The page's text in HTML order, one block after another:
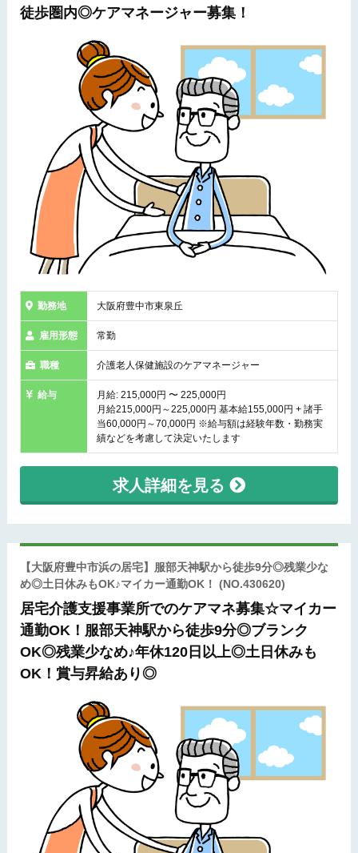
徒歩圏内◎ケアマネージャー募集！
勤務地 大阪府豊中市東泉丘
雇用形態 常勤
職種 介護老人保健施設のケアマネージャー
給与
月給: 215,000円 〜 225,000円
月給215,000円～225,000円 基本給155,000円 + 諸手
当60,000円～70,000円 ※給与額は経験年数・勤務実
績などを考慮して決定いたします
求人詳細を見る
【大阪府豊中市浜の居宅】服部天神駅から徒歩9分◎残業少な
め◎土日休みもOK♪マイカー通勤OK！ (NO.430620)
居宅介護支援事業所でのケアマネ募集☆マイカー
通勤OK！服部天神駅から徒歩9分◎ブランク
OK◎残業少なめ♪年休120日以上◎土日休みも
OK！賞与昇給あり◎